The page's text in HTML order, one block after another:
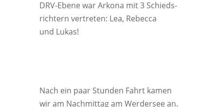
DRV-Ebe­ne war Arko­na mit 3 Schieds­
rich­tern ver­tre­ten: Lea, Rebec­ca
und Lukas!
Nach ein paar Stun­den Fahrt kamen
wir am Nach­mit­tag am Wer­der­see an.